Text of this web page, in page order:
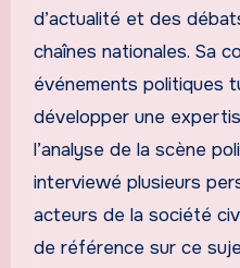
d’actualité et des
chaînes nationales. Sa
événements politiques
développer une
l’analyse de la scène
interviewé plusieurs
acteurs de la société
de référence sur ce